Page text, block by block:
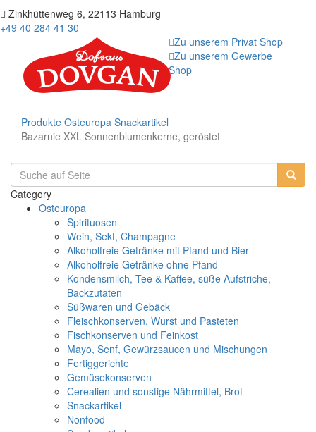
Zinkhüttenweg 6, 22113 Hamburg
+49 40 284 41 30
Zu unserem Privat Shop
Zu unserem Gewerbe
Shop
Produkte Osteuropa Snackartikel
Bazarnie XXL Sonnenblumenkerne, geröstet
Category
Osteuropa
Spirituosen
Wein, Sekt, Champagne
Alkoholfreie Getränke mit Pfand und Bier
Alkoholfreie Getränke ohne Pfand
Kondensmilch, Tee & Kaffee, süße Aufstriche,
Backzutaten
Süßwaren und Gebäck
Fleischkonserven, Wurst und Pasteten
Fischkonserven und Feinkost
Mayo, Senf, Gewürzsaucen und Mischungen
Fertiggerichte
Gemüsekonserven
Cerealien und sonstige Nährmittel, Brot
Snackartikel
Nonfood